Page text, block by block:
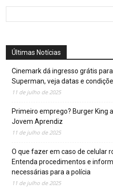
Últimas Notícias
Cinemark dá ingresso grátis
Superman, veja datas e
11 de julho de 2025
Primeiro emprego? Burger King
Jovem Aprendiz
11 de julho de 2025
O que fazer em caso de celular
Entenda procedimentos e
necessárias para a polícia
11 de julho de 2025